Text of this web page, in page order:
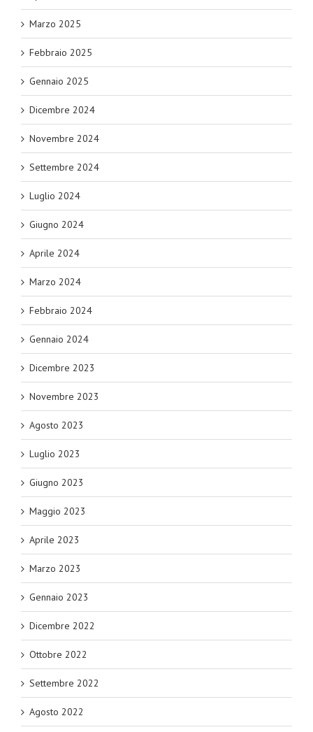
Marzo 2025
Febbraio 2025
Gennaio 2025
Dicembre 2024
Novembre 2024
Settembre 2024
Luglio 2024
Giugno 2024
Aprile 2024
Marzo 2024
Febbraio 2024
Gennaio 2024
Dicembre 2023
Novembre 2023
Agosto 2023
Luglio 2023
Giugno 2023
Maggio 2023
Aprile 2023
Marzo 2023
Gennaio 2023
Dicembre 2022
Ottobre 2022
Settembre 2022
Agosto 2022